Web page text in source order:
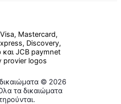
© 2026
τα δικαιώματα